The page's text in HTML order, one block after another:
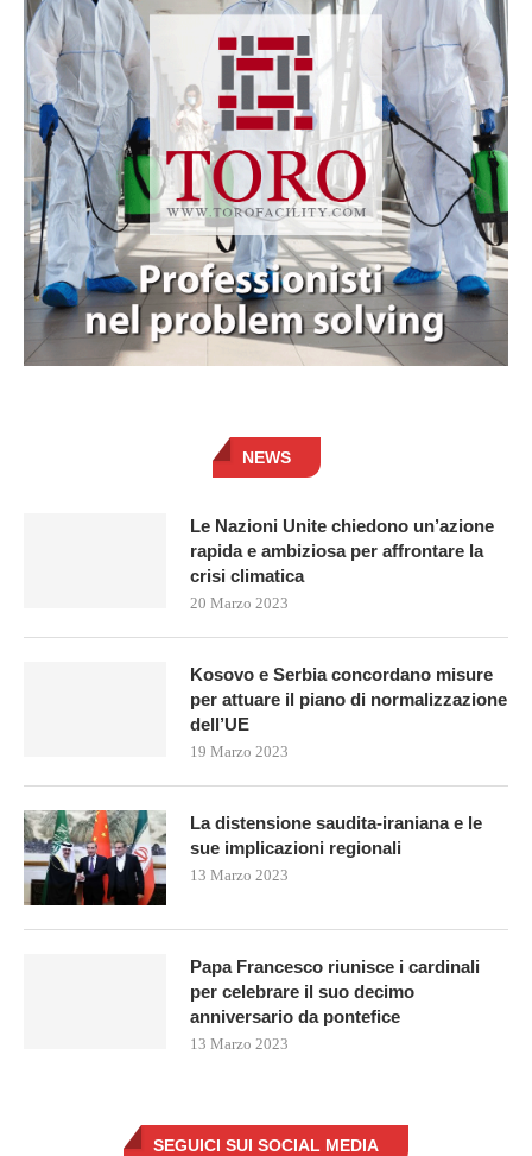
NEWS
Le Nazioni Unite chiedono un’azione
rapida e ambiziosa per affrontare la
crisi climatica
20 Marzo 2023
Kosovo e Serbia concordano misure
per attuare il piano di normalizzazione
dell’UE
19 Marzo 2023
La distensione saudita-iraniana e le
sue implicazioni regionali
13 Marzo 2023
Papa Francesco riunisce i cardinali
per celebrare il suo decimo
anniversario da pontefice
13 Marzo 2023
SEGUICI SUI SOCIAL MEDIA